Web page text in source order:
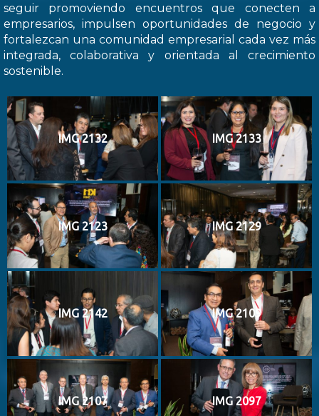
seguir promoviendo encuentros que conecten a
empresarios, impulsen oportunidades de negocio y
fortalezcan una comunidad empresarial cada vez más
integrada, colaborativa y orientada al crecimiento
sostenible.
IMG 2132 IMG 2133
IMG 2123 IMG 2129
IMG 2142 IMG 2109
IMG 2107 IMG 2097